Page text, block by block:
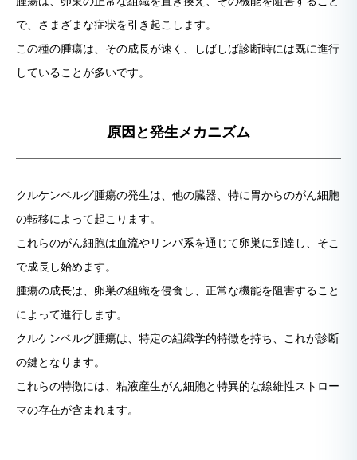
で、さまざまな症状を引き起こします。
この種の腫瘍は、その成長が速く、しばしば診断時には既に進行
していることが多いです。
原因と発生メカニズム
クルケンベルグ腫瘍の発生は、他の臓器、特に胃からのがん細胞
の転移によって起こります。
これらのがん細胞は血流やリンパ系を通じて卵巣に到達し、そこ
で成長し始めます。
腫瘍の成長は、卵巣の組織を侵食し、正常な機能を阻害すること
によって進行します。
クルケンベルグ腫瘍は、特定の組織学的特徴を持ち、これが診断
の鍵となります。
これらの特徴には、粘液産生がん細胞と特異的な線維性ストロー
マの存在が含まれます。